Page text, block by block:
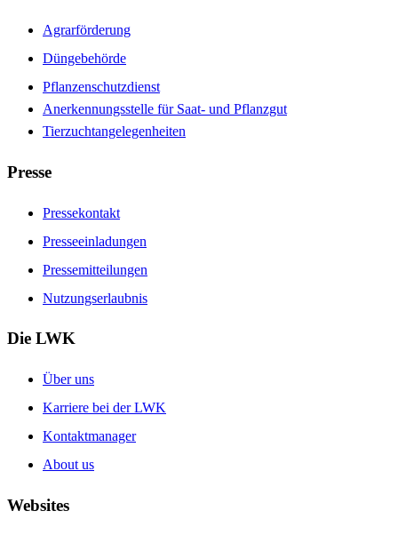
Agrarförderung
Düngebehörde
Pflanzenschutzdienst
Anerkennungsstelle für Saat- und Pflanzgut
Tierzuchtangelegenheiten
Presse
Pressekontakt
Presseeinladungen
Pressemitteilungen
Nutzungserlaubnis
Die LWK
Über uns
Karriere bei der LWK
Kontaktmanager
About us
Websites